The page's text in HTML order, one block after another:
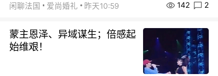
闲聊法国 爱尚婚礼 昨天10:59 142 2
蒙主恩泽、异域谋生；倍感起
始维艰！